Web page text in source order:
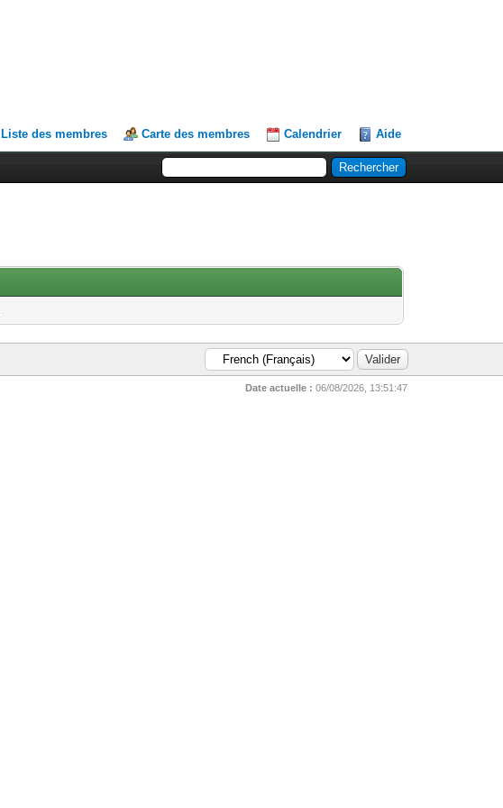
Liste des membres Carte des membres Calendrier Aide
Date actuelle : 06/08/2026, 13:51:47